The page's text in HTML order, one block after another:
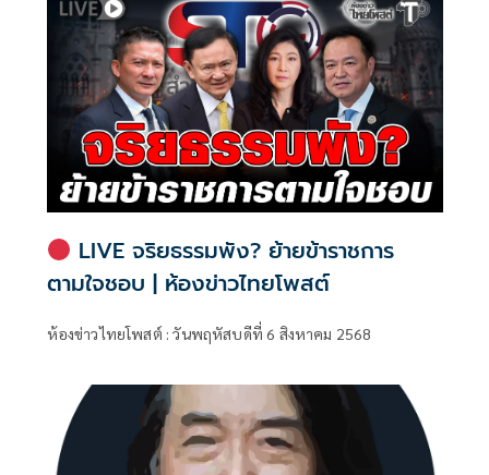
LIVE จริยธรรมพัง? ย้ายข้าราชการ
ตามใจชอบ | ห้องข่าวไทยโพสต์
ห้องข่าวไทยโพสต์ : วันพฤหัสบดีที่ 6 สิงหาคม 2568